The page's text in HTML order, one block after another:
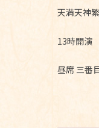
天満天神
13時開演
昼席 三番